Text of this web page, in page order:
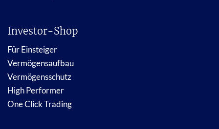
Investor-Shop
Für Einsteiger
Vermögensaufbau
Vermögensschutz
High Performer
One Click Trading